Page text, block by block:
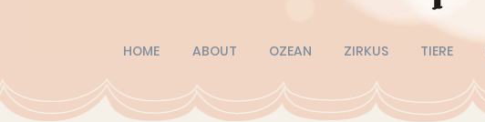
HOME ABOUT OZEAN ZIRKUS TIERE